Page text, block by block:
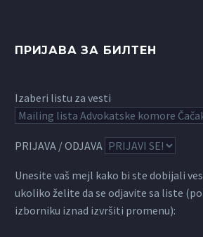
ПРИЈАВА ЗА БИЛТЕН
Izaberi listu za vesti
PRIJAVA / ODJAVA
Unesite vaš mejl kako bi ste dobijali
ukoliko želite da se odjavite sa liste
izborniku iznad izvršiti promenu):